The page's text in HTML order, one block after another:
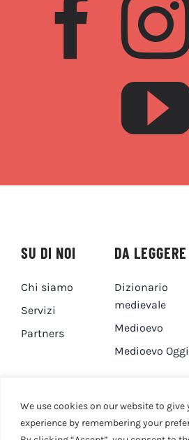
We use cookies on our website to
experience by remembering your
SU DI NOI
Chi siamo
Servizi
Partners
DA LEGGERE
Dizionario
medievale
Medioevo
Medioevo Oggi
DA GUARDARE CONTATTI